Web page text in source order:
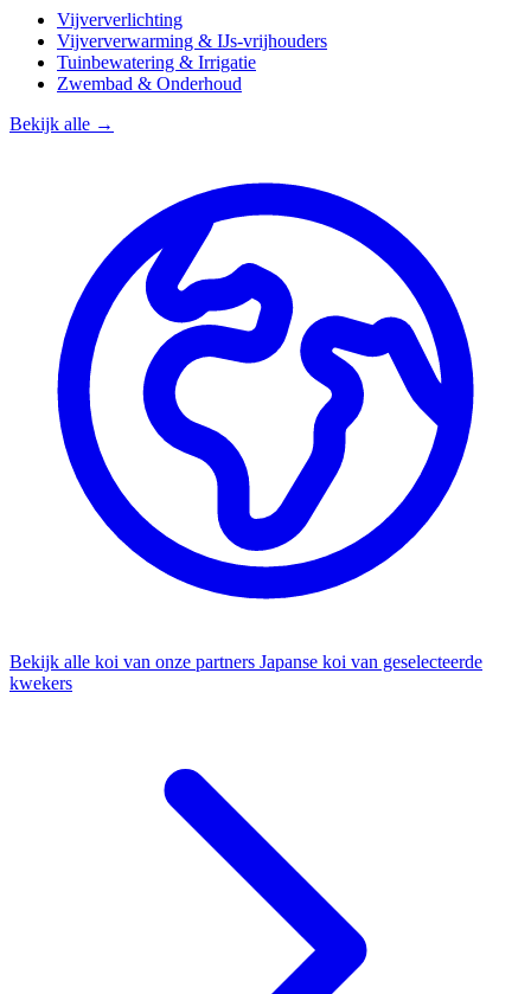
Vijververlichting
Vijververwarming & IJs-vrijhouders
Tuinbewatering & Irrigatie
Zwembad & Onderhoud
Bekijk alle →
Bekijk alle koi van onze partners Japanse koi van geselecteerde
kwekers